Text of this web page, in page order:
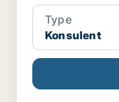
Type
Konsulent